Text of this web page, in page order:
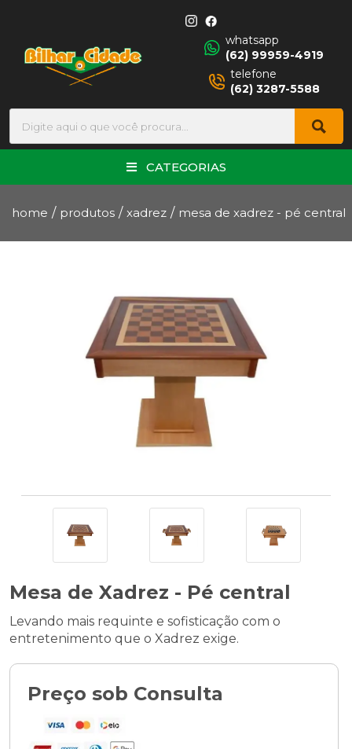
whatsapp
(62) 99959-4919
telefone
(62) 3287-5588
CATEGORIAS
home / produtos / xadrez / mesa de xadrez - pé central
Mesa de Xadrez - Pé central
Levando mais requinte e sofisticação com o
entretenimento que o Xadrez exige.
Preço sob Consulta